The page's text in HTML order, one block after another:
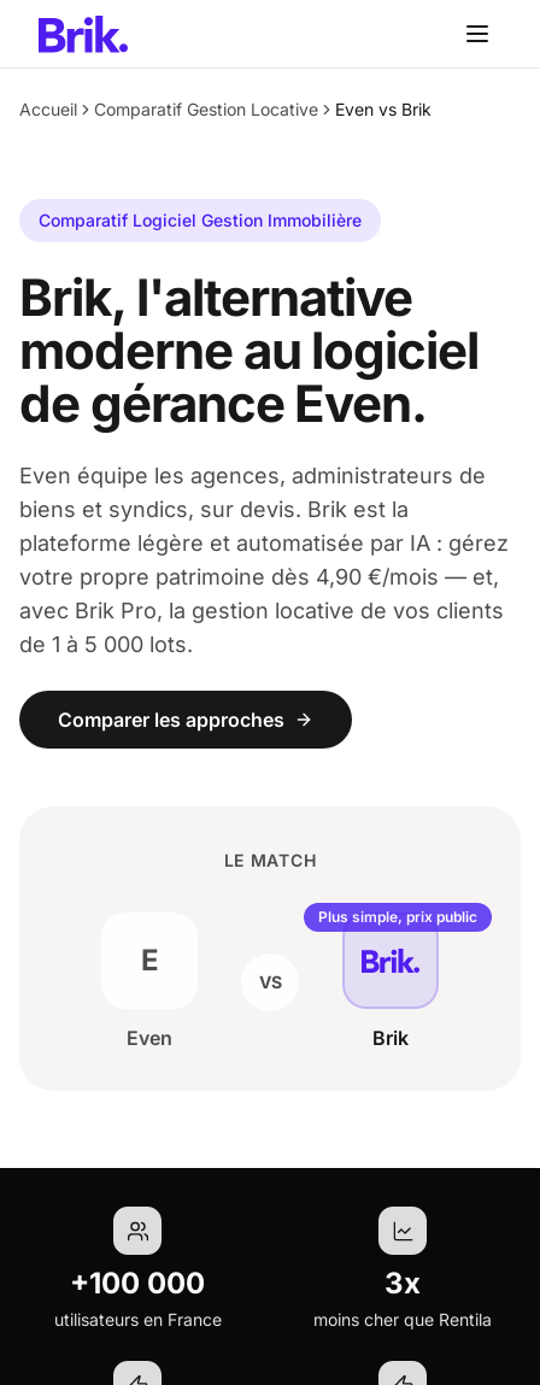
Aller au contenu principal
Accueil Comparatif Gestion Locative Even vs Brik
Comparatif Logiciel Gestion Immobilière
Brik, l'alternative
moderne au logiciel
de gérance Even.
Even équipe les agences, administrateurs de
biens et syndics, sur devis. Brik est la
plateforme légère et automatisée par IA : gérez
votre propre patrimoine dès 4,90 €/mois — et,
avec Brik Pro, la gestion locative de vos clients
de 1 à 5 000 lots.
Comparer les approches
LE MATCH
E
Even
VS
Brik
Plus simple, prix public
+100 000
utilisateurs en France
3x
moins cher que Rentila